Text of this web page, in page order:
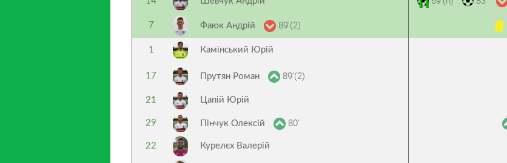
7 Фаюк Андрій 89’(2)
1 Камінський Юрій
17 Прутян Роман 89’(2)
21 Цапій Юрій
29 Пінчук Олексій 80’
22 Курелєх Валерій